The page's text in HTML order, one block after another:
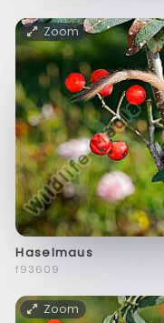
Zoom
Haselmaus
f93609
Zoom